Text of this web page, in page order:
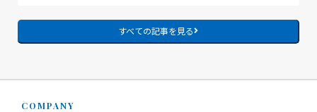
すべての記事を見る
COMPANY